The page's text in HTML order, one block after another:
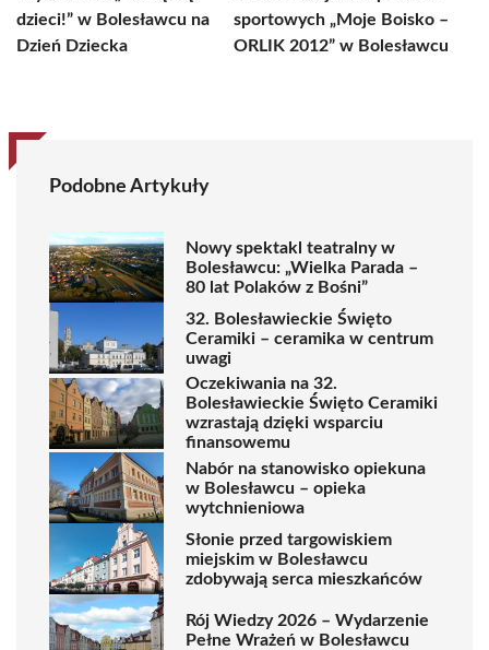
dzieci!” w Bolesławcu na
Dzień Dziecka
sportowych „Moje Boisko –
ORLIK 2012” w Bolesławcu
Podobne Artykuły
Nowy spektakl teatralny w
Bolesławcu: „Wielka Parada –
80 lat Polaków z Bośni”
32. Bolesławieckie Święto
Ceramiki – ceramika w centrum
uwagi
Oczekiwania na 32.
Bolesławieckie Święto Ceramiki
wzrastają dzięki wsparciu
finansowemu
Nabór na stanowisko opiekuna
w Bolesławcu – opieka
wytchnieniowa
Słonie przed targowiskiem
miejskim w Bolesławcu
zdobywają serca mieszkańców
Rój Wiedzy 2026 – Wydarzenie
Pełne Wrażeń w Bolesławcu